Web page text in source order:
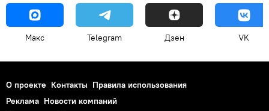
Макс Telegram Дзен VK
О проекте Контакты Правила использования
Реклама Новости компаний